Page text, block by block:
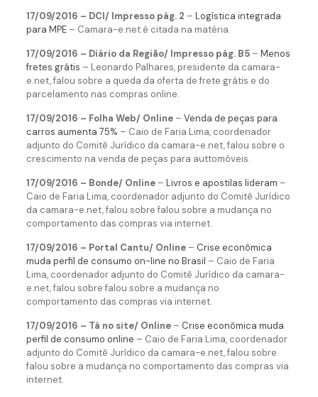
17/09/2016 – DCI/ Impresso pág. 2 – Logística integrada
para MPE– Camara-e.net é citada na matéria.
17/09/2016 – Diário da Região/ Impresso pág. B5– Menos
fretes grátis – Leonardo Palhares, presidente da camara-
e.net, falou sobre a queda da oferta de frete grátis e do
parcelamento nas compras online.
17/09/2016 – Folha Web/ Online– Venda de peças para
carros aumenta 75% – Caio de Faria Lima, coordenador
adjunto do Comitê Jurídico da camara-e.net, falou sobre o
crescimento na venda de peças para auttomóveis.
17/09/2016 – Bonde/ Online– Livros e apostilas lideram –
Caio de Faria Lima, coordenador adjunto do Comitê Jurídico
da camara-e.net, falou sobre falou sobre a mudança no
comportamento das compras via internet.
17/09/2016 – Portal Cantu/ Online– Crise econômica
muda perfil de consumo on-line no Brasil – Caio de Faria
Lima, coordenador adjunto do Comitê Jurídico da camara-
e.net, falou sobre falou sobre a mudança no
comportamento das compras via internet.
17/09/2016 – Tá no site/ Online– Crise econômica muda
perfil de consumo online – Caio de Faria Lima, coordenador
adjunto do Comitê Jurídico da camara-e.net, falou sobre
falou sobre a mudança no comportamento das compras via
internet.